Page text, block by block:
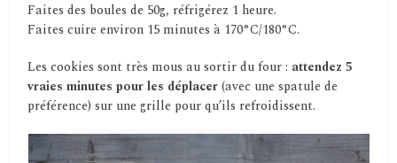
Faites des boules de 50g, réfrigérez 1 heure.
Faites cuire environ 15 minutes à 170°C/180°C.
Les cookies sont très mous au sortir du four : attendez 5
vraies minutes pour les déplacer(avec une spatule de
préférence) sur une grille pour qu’ils refroidissent.